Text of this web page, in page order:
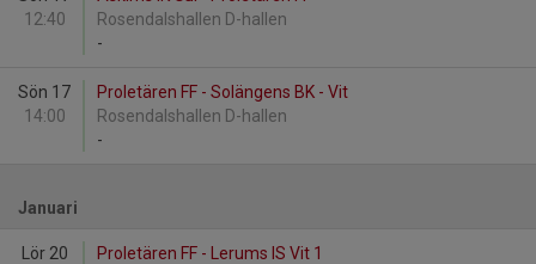
12:40
Rosendalshallen D-hallen
-
Sön 17
14:00
Proletären FF - Solängens BK - Vit
Rosendalshallen D-hallen
-
Januari
Lör 20
Proletären FF - Lerums IS Vit 1